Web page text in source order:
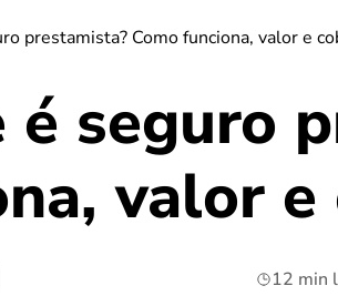
prestamista? Como funciona, valor e
é seguro
valor
12 min